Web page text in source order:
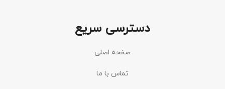
دسترسی سریع
صفحه اصلی
تماس با ما